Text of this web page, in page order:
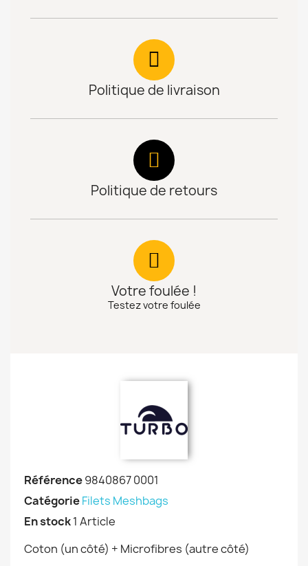
Politique de livraison
Politique de retours
Votre foulée !
Testez votre foulée
Référence9840867 0001
CatégorieFilets Meshbags
En stock1 Article
Coton (un côté) + Microfibres (autre côté)